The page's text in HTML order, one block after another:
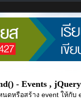
- Events , jQuery
นดหรือสร้าง event ให้กับ